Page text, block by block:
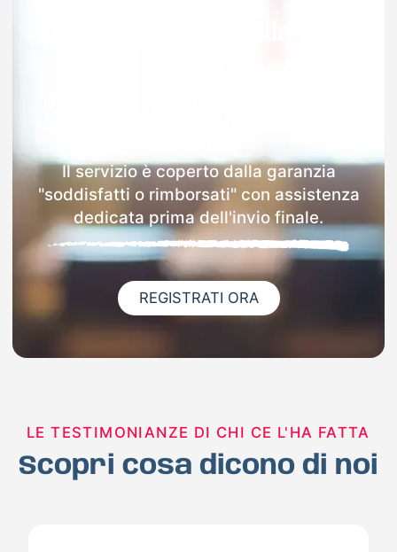
Il servizio è coperto dalla garanzia
"soddisfatti o rimborsati" con assistenza
dedicata prima dell'invio finale.
REGISTRATI ORA
LE TESTIMONIANZE DI CHI CE L'HA FATTA
Scopri cosa dicono di noi